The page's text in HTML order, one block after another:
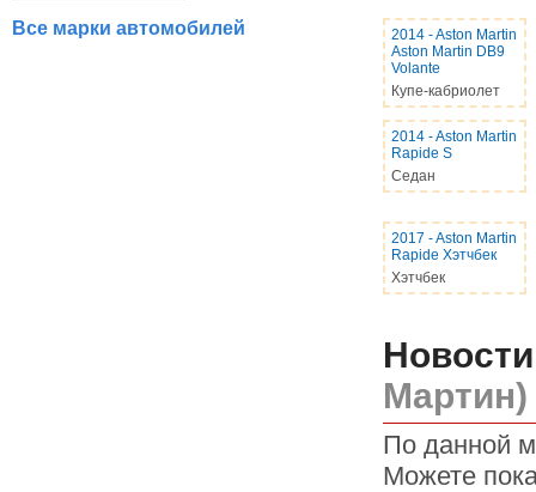
Все марки автомобилей 2014-Aston Martin
Aston Martin DB9
Volante
Купе-кабриолет
2014-Aston Martin
Rapide S
Седан
2017 -Aston Martin
Rapide Хэтчбек
Хэтчбек
Мартин)
По данной
Можете